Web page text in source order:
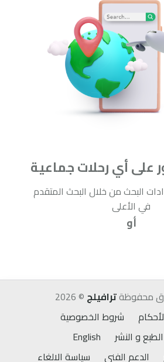
على أي رحلات جماعية
البحث من خلال البحث المتقدم
في الأعلى
أو
محفوظةترافيلج ©
2026
شروط الخصوصية
و النشر
English
الدعم الفني سياسة الالغاء